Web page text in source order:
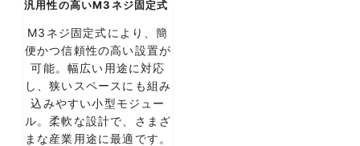
汎用性の高いM3ネジ固定式
M3ネジ固定式により、簡
便かつ信頼性の高い設置が
可能。幅広い用途に対応
し、狭いスペースにも組み
込みやすい小型モジュー
ル。柔軟な設計で、さまざ
まな産業用途に最適です。